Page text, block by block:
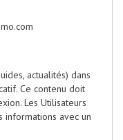
actualités) dans
Ce contenu doit
Les Utilisateurs
avec un